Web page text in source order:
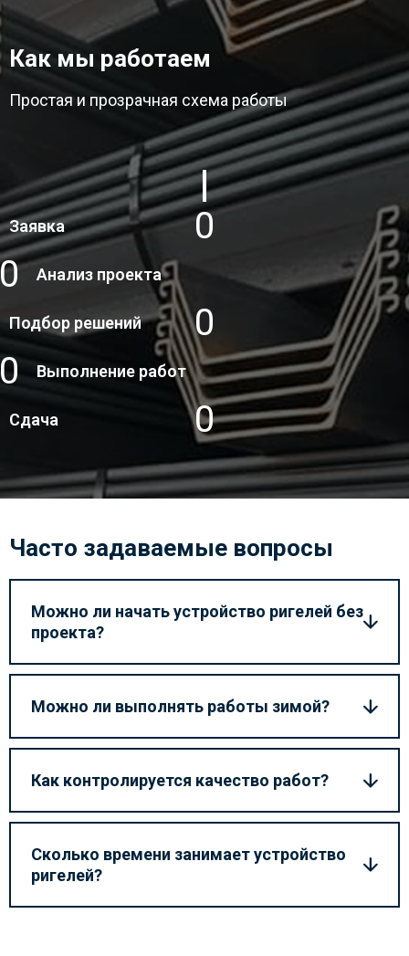
Как мы работаем
Простая и прозрачная схема работы
1
Заявка
2 Анализ проекта
3
Подбор решений
4 Выполнение работ
5
Сдача
Часто задаваемые вопросы
Можно ли начать устройство ригелей без
проекта?
Можно ли выполнять работы зимой?
Как контролируется качество работ?
Сколько времени занимает устройство
ригелей?